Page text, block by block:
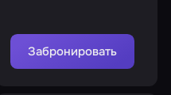
Забронировать